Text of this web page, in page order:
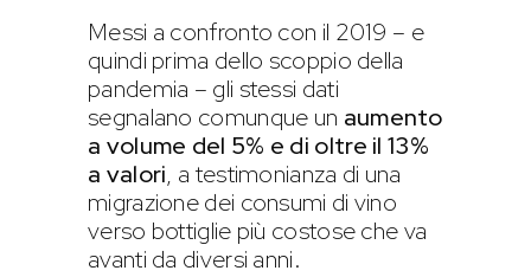
Messi a confronto con il 2019 – e
quindi prima dello scoppio della
pandemia – gli stessi dati
segnalano comunque un aumento
a volume del 5% e di oltre il 13%
a valori, a testimonianza di una
migrazione dei consumi di vino
verso bottiglie più costose che va
avanti da diversi anni.